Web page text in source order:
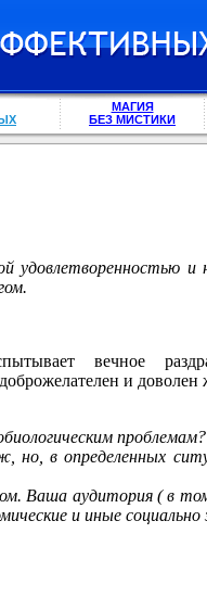
МАГИЯ
БЕЗ МИСТИКИ
удовлетворенностью
вечное
и
проблемам?
в определенных
Ваша аудитория ( в
и иные